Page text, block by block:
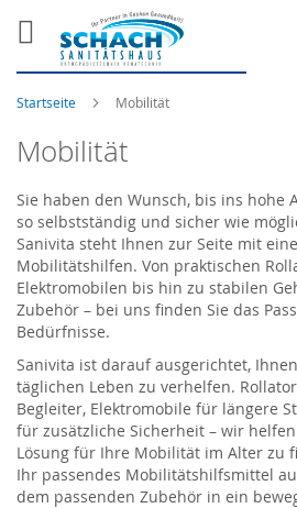
Startseite Mobilität
Mobilität
Sie haben den Wunsch, bis ins hohe
so selbstständig und sicher wie
Sanivita steht Ihnen zur Seite mit
Mobilitätshilfen. Von praktischen
Elektromobilen bis hin zu stabilen
Zubehör – bei uns finden Sie das
Bedürfnisse.
Sanivita ist darauf ausgerichtet,
täglichen Leben zu verhelfen.
Begleiter, Elektromobile für längere
für zusätzliche Sicherheit – wir
Lösung für Ihre Mobilität im Alter zu
Ihr passendes Mobilitätshilfsmittel
dem passenden Zubehör in ein